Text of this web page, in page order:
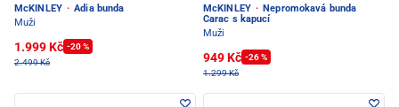
McKINLEY · Adia bunda
Muži
1.999 Kč -20 %
2.499 Kč
McKINLEY · Nepromokavá bunda
Carac s kapucí
Muži
949 Kč -26 %
1.299 Kč